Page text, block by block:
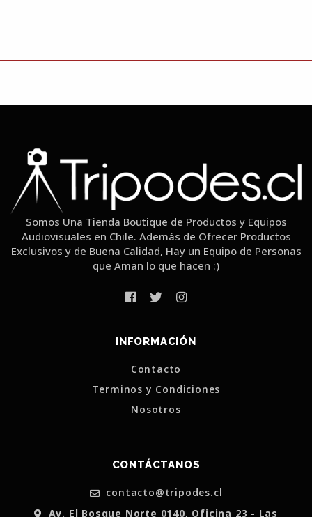
Somos Una Tienda Boutique de Productos y Equipos
Audiovisuales en Chile. Además de Ofrecer Productos
Exclusivos y de Buena Calidad, Hay un Equipo de Personas
que Aman lo que hacen :)
INFORMACIÓN
Contacto
Terminos y Condiciones
Nosotros
CONTÁCTANOS
contacto@tripodes.cl
Av. El Bosque Norte 0140, Oficina 23 - Las